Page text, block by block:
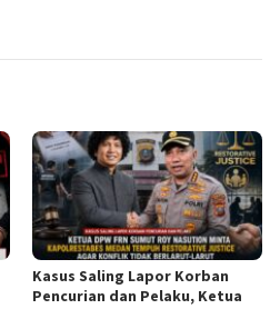
Kasus Saling Lapor Korban
Pencurian dan Pelaku, Ketua